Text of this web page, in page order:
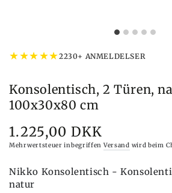
★★★★★2230+ ANMELDELSER
Konsolentisch, 2 Türen,
100x30x80 cm
Preis
1.225,00 DKK
Mehrwertsteuer inbegriffen Versand wird beim
Nikko Konsolentisch -
natur